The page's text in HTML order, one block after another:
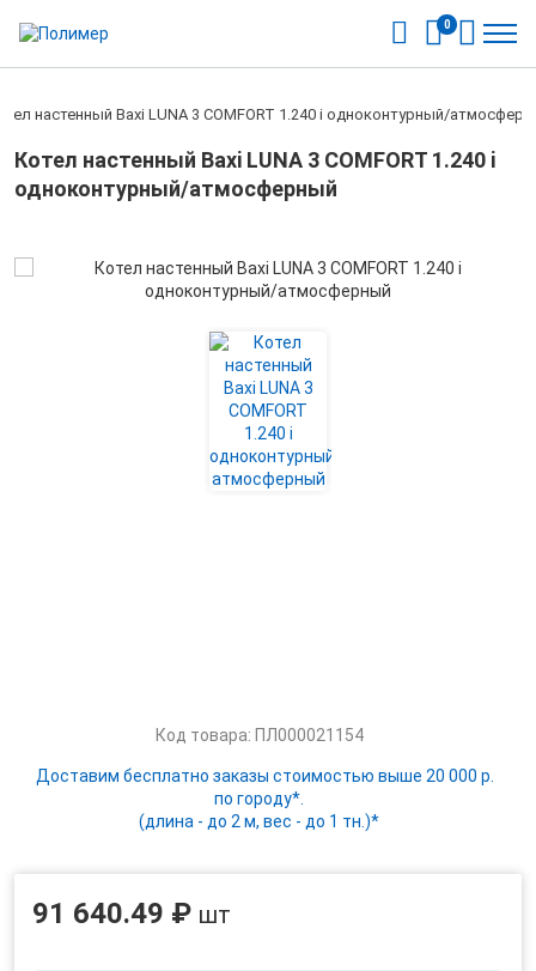
0
настенный Baxi LUNA 3 COMFORT 1.240 i одноконтурный/
Котел настенный Baxi LUNA 3 COMFORT 1.240 i
одноконтурный/атмосферный
Код товара: ПЛ000021154
Доставим бесплатно заказы стоимостью выше 20 000 р.
по городу*.
(длина - до 2 м, вес - до 1 тн.)*
91 640.49 ₽ шт